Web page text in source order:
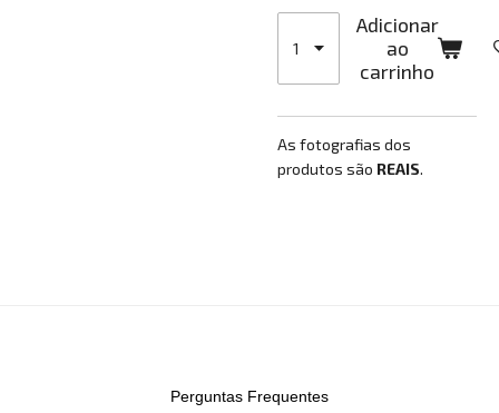
Adicionar
ao
carrinho
As fotografias dos
produtos são REAIS.
Perguntas Frequentes